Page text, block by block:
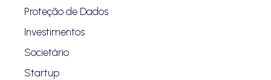
Proteção de Dados
Investimentos
Societário
Startup